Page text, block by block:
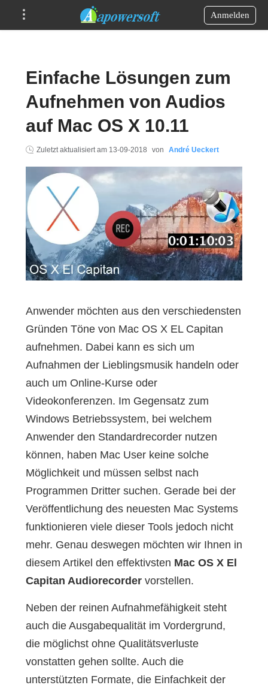
Anmelden
Einfache Lösungen zum
Aufnehmen von Audios
auf Mac OS X 10.11
Zuletzt aktualisiert am 13-09-2018 von André Ueckert
Anwender möchten aus den verschiedensten
Gründen Töne von Mac OS X EL Capitan
aufnehmen. Dabei kann es sich um
Aufnahmen der Lieblingsmusik handeln oder
auch um Online-Kurse oder
Videokonferenzen. Im Gegensatz zum
Windows Betriebssystem, bei welchem
Anwender den Standardrecorder nutzen
können, haben Mac User keine solche
Möglichkeit und müssen selbst nach
Programmen Dritter suchen. Gerade bei der
Veröffentlichung des neuesten Mac Systems
funktionieren viele dieser Tools jedoch nicht
mehr. Genau deswegen möchten wir Ihnen in
diesem Artikel den effektivsten Mac OS X El
Capitan Audiorecordervorstellen.
Neben der reinen Aufnahmefähigkeit steht
auch die Ausgabequalität im Vordergrund,
die möglichst ohne Qualitätsverluste
vonstatten gehen sollte. Auch die
unterstützten Formate, die Einfachkeit der